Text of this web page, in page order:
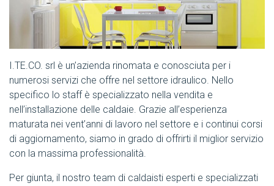
I.TE.CO. srl è un’azienda rinomata e conosciuta per i
numerosi servizi che offre nel settore idraulico. Nello
specifico lo staff è specializzato nella vendita e
nell’installazione delle caldaie. Grazie all’esperienza
maturata nei vent’anni di lavoro nel settore e i continui corsi
di aggiornamento, siamo in grado di offrirti il miglior servizio
con la massima professionalità.
Per giunta, il nostro team di caldaisti esperti e specializzati